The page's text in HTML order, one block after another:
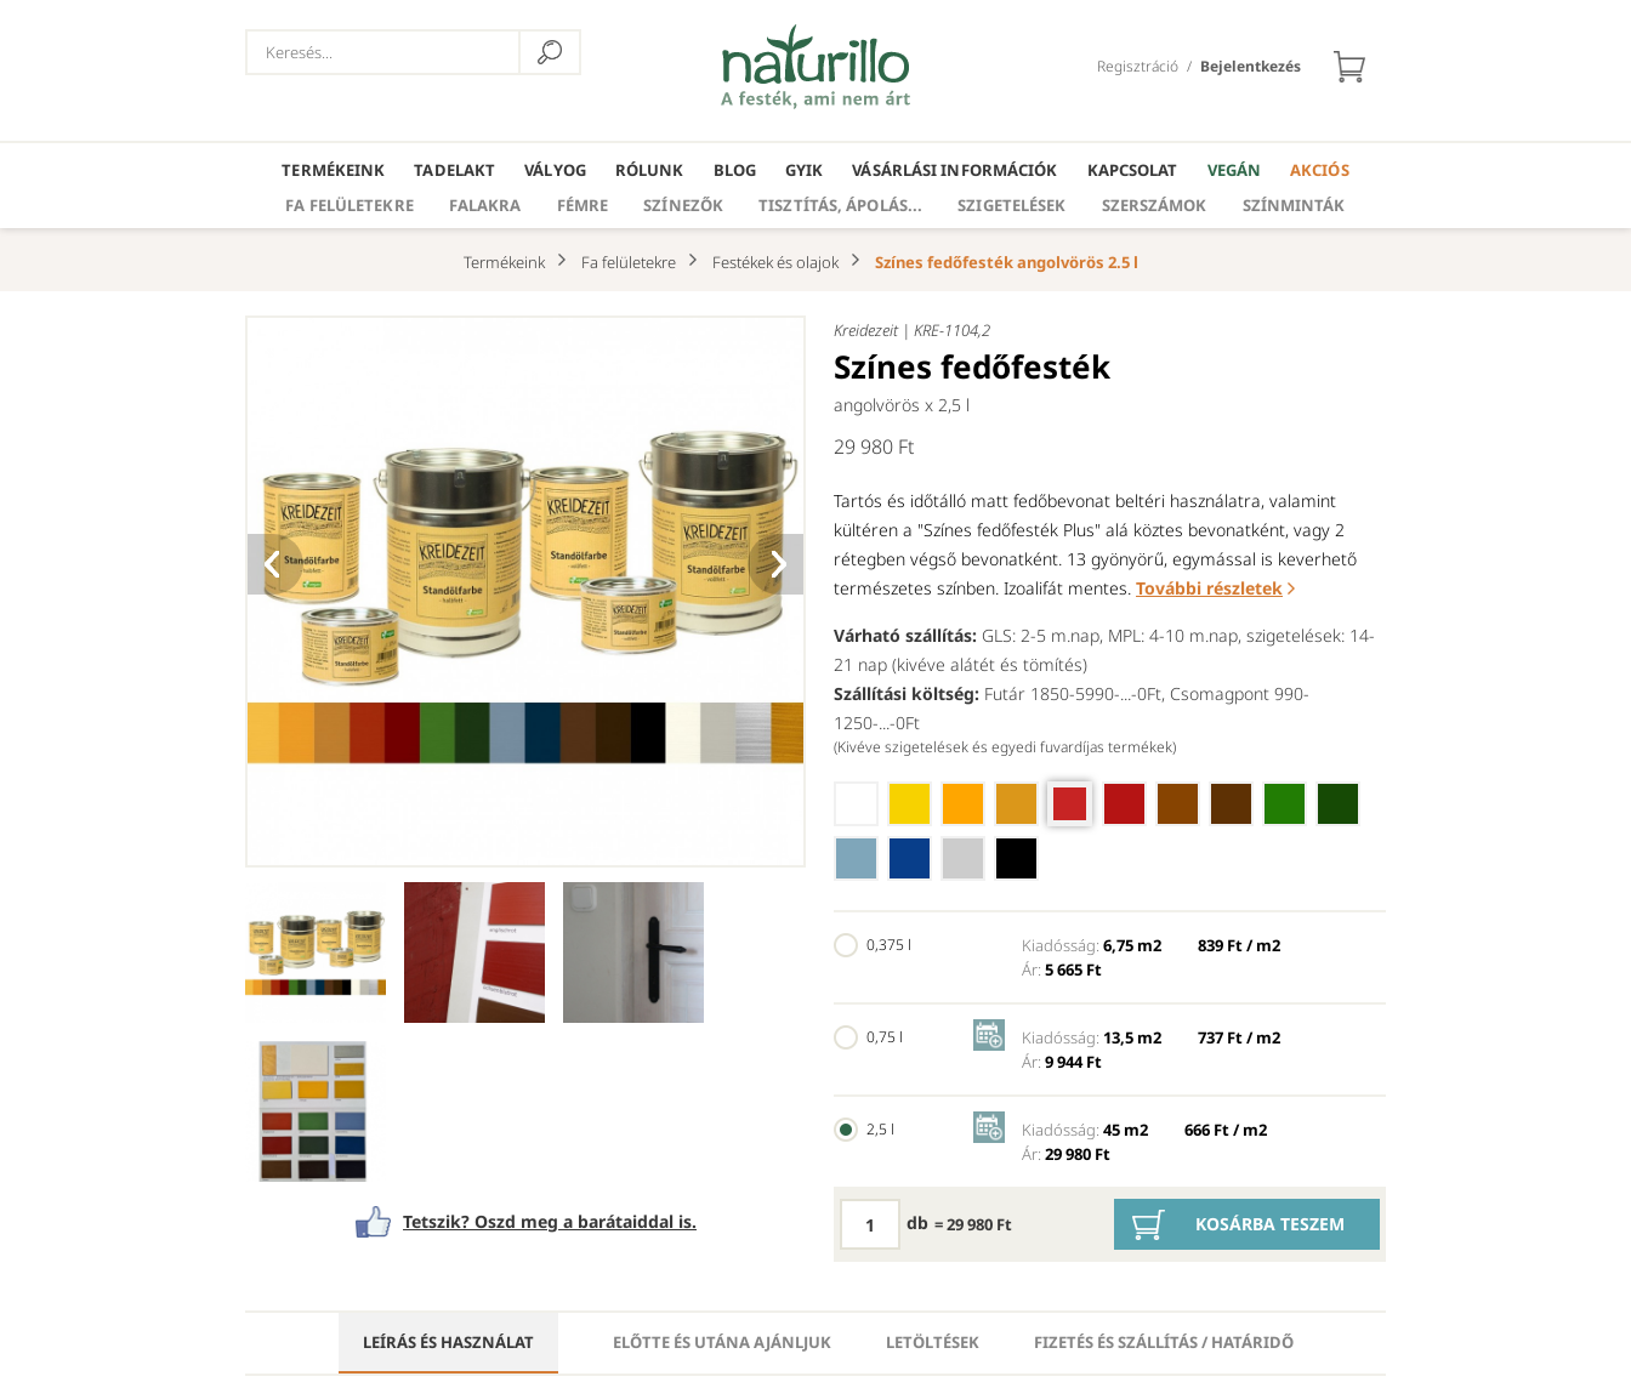
Bejelentkezés
/
Regisztráció
TERMÉKEINK TADELAKT VÁLYOG RÓLUNK BLOG GYIK VÁSÁRLÁSI INFORMÁCIÓK KAPCSOLAT VEGÁN
AKCIÓS
FA FELÜLETEKRE
FALAKRA FÉMRE SZÍNEZŐK TISZTÍTÁS, ÁPOLÁS... SZIGETELÉSEK SZERSZÁMOK SZÍNMINTÁK
Termékeink Fa felületekre Festékek és olajok Színes fedőfesték angolvörös 2.5 l
Balra svédvörös, jobbra bivalyvérvörös (fölötte angolvörös)
Tetszik? Oszd meg a barátaiddal is.
Kreidezeit | KRE-1104,2
Színes fedőfesték
angolvörös x 2,5 l
29 980 Ft
Tartós és időtálló matt fedőbevonat beltéri használatra, valamint
kültéren a "Színes fedőfesték Plus" alá köztes bevonatként, vagy 2
rétegben végső bevonatként. 13 gyönyörű, egymással is keverhető
természetes színben. Izoalifát mentes. További részletek
Várható szállítás: GLS: 2-5 m.nap, MPL: 4-10 m.nap, szigetelések: 14-
21 nap (kivéve alátét és tömítés)
Szállítási költség: Futár 1850-5990-...-0Ft, Csomagpont 990-
1250-...-0Ft
(Kivéve szigetelések és egyedi fuvardíjas termékek)
0,375 l Kiadósság: 6,75 m2
839 Ft / m2
Ár: 5 665 Ft
0,75 l Kiadósság: 13,5 m2
737 Ft / m2
Ár: 9 944 Ft
2,5 l Kiadósság: 45 m2
666 Ft / m2
Ár: 29 980 Ft
db = 29 980 Ft KOSÁRBA TESZEM
LEÍRÁS ÉS HASZNÁLAT ELŐTTE ÉS UTÁNA AJÁNLJUK LETÖLTÉSEK FIZETÉS ÉS SZÁLLÍTÁS / HATÁRIDŐ